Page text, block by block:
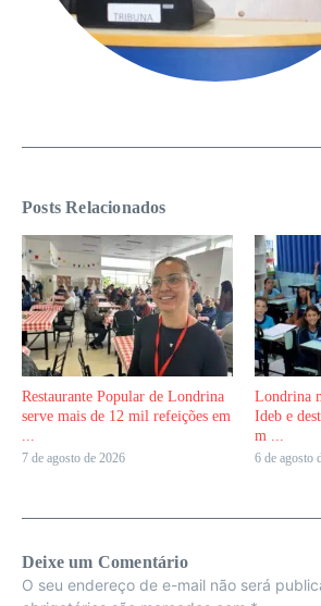
Posts Relacionados
Restaurante Popular de Londrina
serve mais de 12 mil refeições em
7 de agosto de 2026
Londrina
Ideb e
m ...
6 de agosto
Deixe um Comentário
O seu endereço de e-mail não será